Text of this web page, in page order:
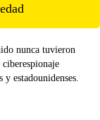
nunca tuvieron
estadounidenses.